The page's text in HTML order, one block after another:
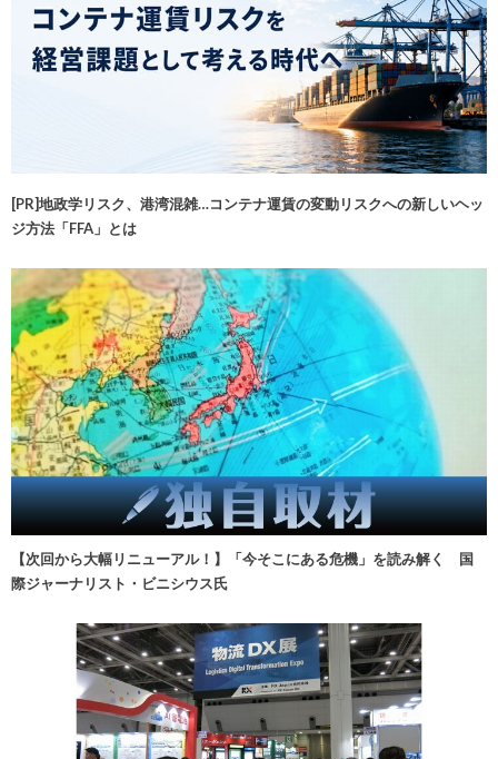
[PR]地政学リスク、港湾混雑…コンテナ運賃の変動リスクへの新しいヘッ
ジ方法「FFA」とは
【次回から大幅リニューアル！】「今そこにある危機」を読み解く 国
際ジャーナリスト・ビニシウス氏